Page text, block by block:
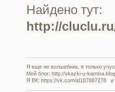
Найдено тут:
http://
Я еще не волшебник, я только
Мой блог: http://skazki-u-
Я ВК: https://vk.com/id187887278 и